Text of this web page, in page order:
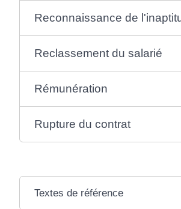
Reconnaissance de
Reclassement du salarié
Rémunération
Rupture du contrat
Textes de référence